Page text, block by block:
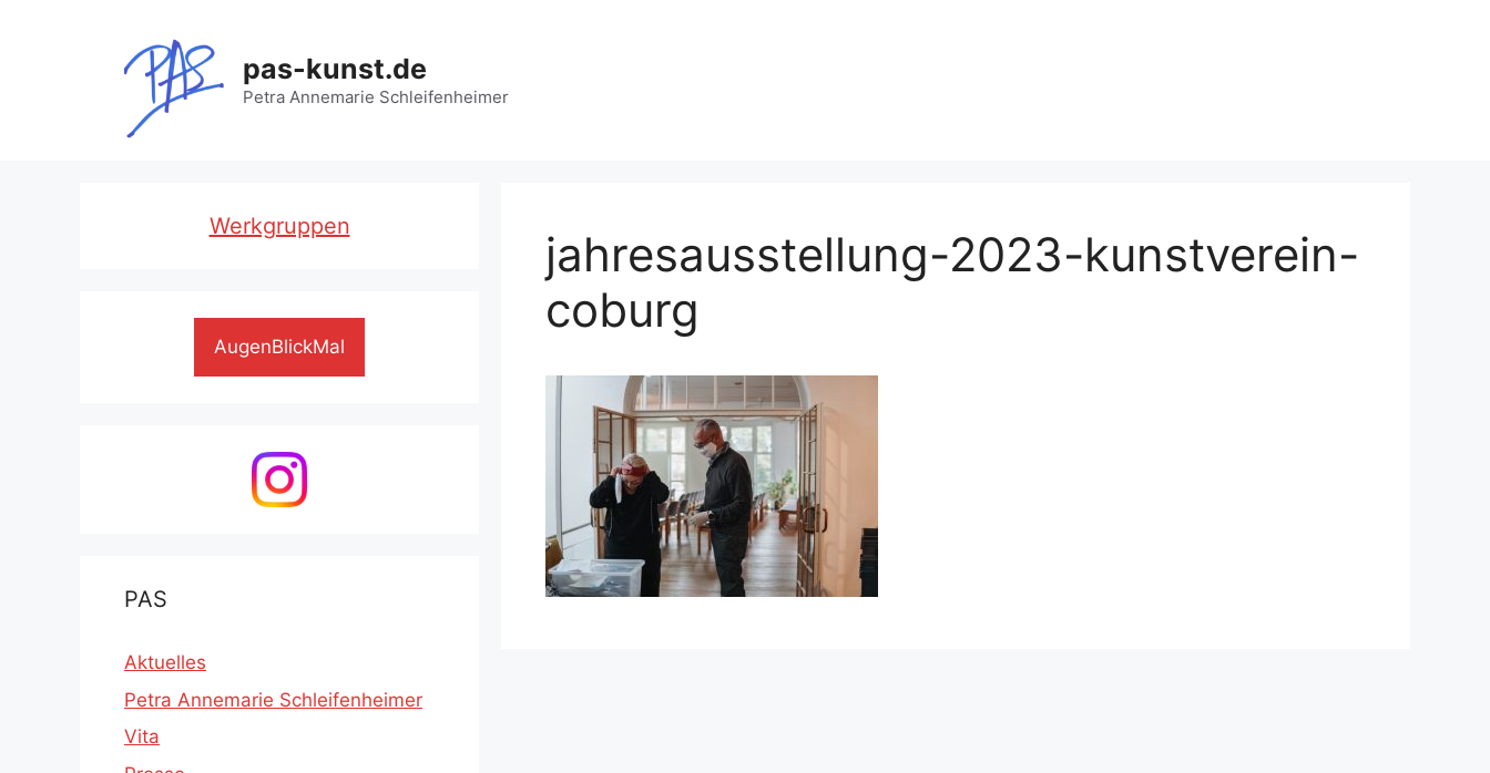
pas-kunst.de
Petra Annemarie Schleifenheimer
jahresausstellung-2023-kunstverein-
coburg
Werkgruppen
AugenBlickMal
PAS
Aktuelles
Petra Annemarie Schleifenheimer
Vita